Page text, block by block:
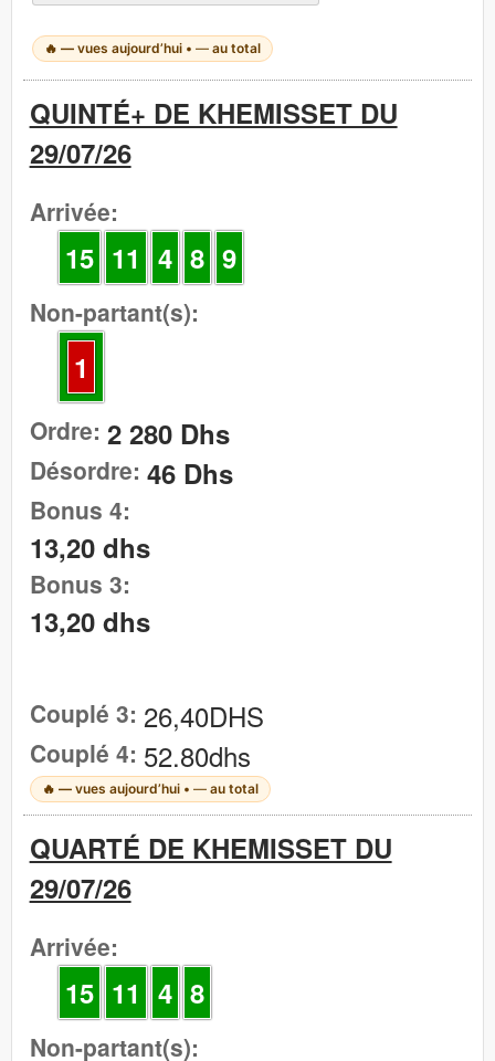
🔥— vues aujourd’hui •— au total
QUINTÉ+ DE KHEMISSET DU
29/07/26
Arrivée:
15 11 4 8 9
Non-partant(s):
1
Ordre: 2 280 Dhs
Désordre: 46 Dhs
Bonus 4:
13,20 dhs
Bonus 3:
13,20 dhs
Couplé 3: 26,40DHS
Couplé 4: 52.80dhs
🔥 —vues aujourd’hui • —au total
QUARTÉ DE KHEMISSET DU
29/07/26
Arrivée:
15 11 4 8
Non-partant(s):